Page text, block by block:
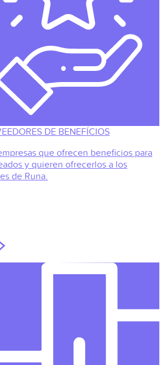
DE BENEFÍCIOS
que ofrecen beneficios para
y quieren ofrecerlos a los
de Runa.